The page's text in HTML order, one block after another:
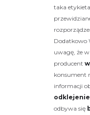
taka etykieta
Dodatkowo
uwagę, że
producent
konsument
informacji
odbywa się